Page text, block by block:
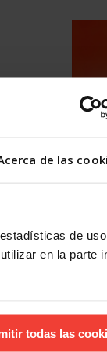
de las
de
en la parte
todas las
se